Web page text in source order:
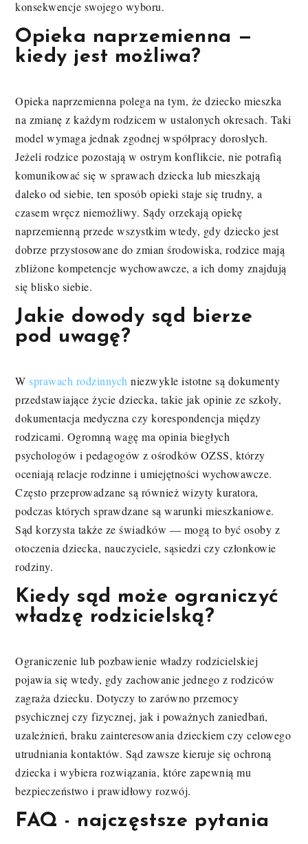
konsekwencje swojego wyboru.
Opieka naprzemienna —
kiedy jest możliwa?
Opieka naprzemienna polega na tym, że dziecko mieszka
na zmianę z każdym rodzicem w ustalonych okresach. Taki
model wymaga jednak zgodnej współpracy dorosłych.
Jeżeli rodzice pozostają w ostrym konflikcie, nie potrafią
komunikować się w sprawach dziecka lub mieszkają
daleko od siebie, ten sposób opieki staje się trudny, a
czasem wręcz niemożliwy. Sądy orzekają opiekę
naprzemienną przede wszystkim wtedy, gdy dziecko jest
dobrze przystosowane do zmian środowiska, rodzice mają
zbliżone kompetencje wychowawcze, a ich domy znajdują
się blisko siebie.
Jakie dowody sąd bierze
pod uwagę?
Wsprawach rodzinnych niezwykle istotne są dokumenty
przedstawiające życie dziecka, takie jak opinie ze szkoły,
dokumentacja medyczna czy korespondencja między
rodzicami. Ogromną wagę ma opinia biegłych
psychologów i pedagogów z ośrodków OZSS, którzy
oceniają relacje rodzinne i umiejętności wychowawcze.
Często przeprowadzane są również wizyty kuratora,
podczas których sprawdzane są warunki mieszkaniowe.
Sąd korzysta także ze świadków — mogą to być osoby z
otoczenia dziecka, nauczyciele, sąsiedzi czy członkowie
rodziny.
Kiedy sąd może ograniczyć
władzę rodzicielską?
Ograniczenie lub pozbawienie władzy rodzicielskiej
pojawia się wtedy, gdy zachowanie jednego z rodziców
zagraża dziecku. Dotyczy to zarówno przemocy
psychicznej czy fizycznej, jak i poważnych zaniedbań,
uzależnień, braku zainteresowania dzieckiem czy celowego
utrudniania kontaktów. Sąd zawsze kieruje się ochroną
dziecka i wybiera rozwiązania, które zapewnią mu
bezpieczeństwo i prawidłowy rozwój.
FAQ - najczęstsze pytania